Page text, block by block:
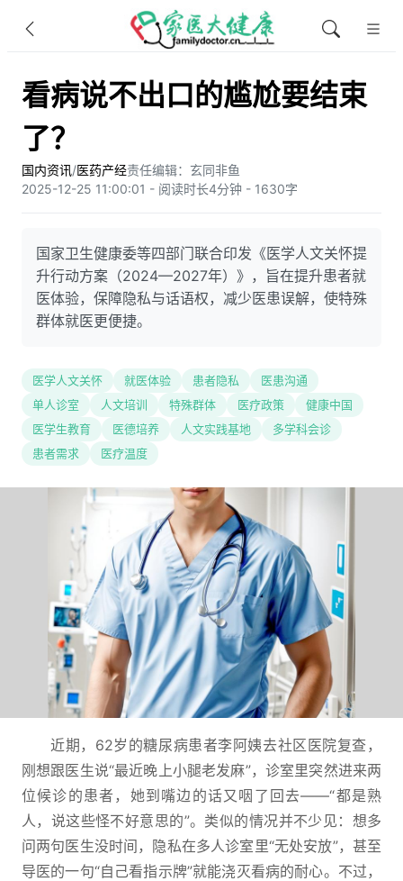
看病说不出口的尴尬要结束
了？
国内资讯/医药产经责任编辑：玄同非鱼​
2025-12-25 11:00:01 - 阅读时长4分钟 - 1630字
国家卫生健康委等四部门联合印发《医学人文关怀提
升行动方案（2024—2027年）》，旨在提升患者就
医体验，保障隐私与话语权，减少医患误解，使特殊
群体就医更便捷。
医学人文关怀 就医体验 患者隐私
医患沟通
单人诊室
人文培训 特殊群体 医疗政策
健康中国
医学生教育
医德培养 人文实践基地
多学科会诊
患者需求
医疗温度
近期，62岁的糖尿病患者李阿姨去社区医院复查，
刚想跟医生说“最近晚上小腿老发麻”，诊室里突然进来两
位候诊的患者，她到嘴边的话又咽了回去——“都是熟
人，说这些怪不好意思的”。类似的情况并不少见：想多
问两句医生没时间，隐私在多人诊室里“无处安放”，甚至
导医的一句“自己看指示牌”就能浇灭看病的耐心。不过，